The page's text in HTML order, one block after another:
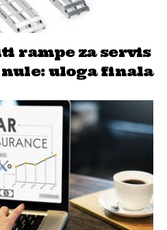
rampe za servis
uloga finala